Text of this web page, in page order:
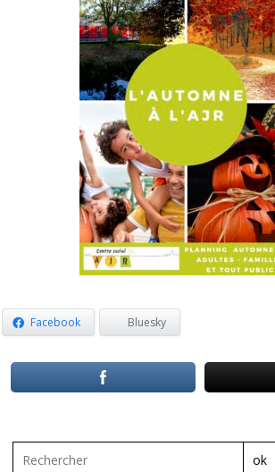
Facebook Bluesky
ok